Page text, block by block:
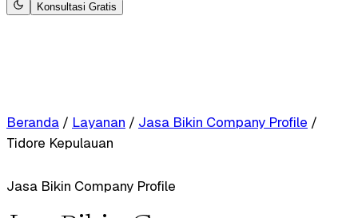
Konsultasi Gratis
Beranda / Layanan / Jasa Bikin Company Profile /
Tidore Kepulauan
Jasa Bikin Company Profile